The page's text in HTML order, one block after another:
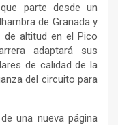
parte desde un
de Granada y
de altitud en el Pico
adaptará sus
de calidad de la
del circuito para
una nueva página